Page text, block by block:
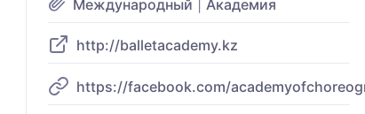
Международный Академия
http://balletacademy.kz
https://facebook.com/